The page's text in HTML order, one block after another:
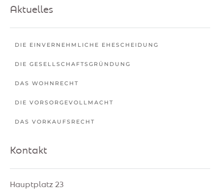
Aktuelles
DIE EINVERNEHMLICHE EHESCHEIDUNG
DIE GESELLSCHAFTSGRÜNDUNG
DAS WOHNRECHT
DIE VORSORGEVOLLMACHT
DAS VORKAUFSRECHT
Kontakt
Hauptplatz 23